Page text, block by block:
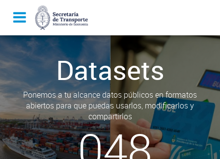
Datasets
Ponemos a tu alcance datos públicos en formatos
abiertos para que puedas usarlos, modificarlos y
compartirlos